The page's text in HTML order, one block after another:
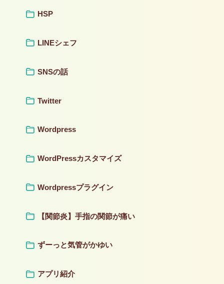
HSP
LINEシェフ
SNSの話
Twitter
Wordpress
WordPressカスタマイズ
Wordpressプラグイン
【関節炎】手指の関節が痛い
ずーっと気管がかゆい
アプリ紹介